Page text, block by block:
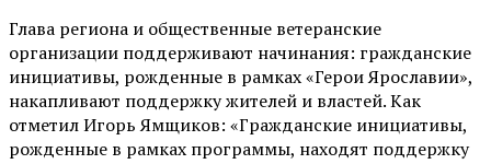
Глава региона и общественные ветеранские
организации поддерживают начинания: гражданские
инициативы, рожденные в рамках «Герои Ярославии»,
накапливают поддержку жителей и властей. Как
отметил Игорь Ямщиков: «Гражданские инициативы,
рожденные в рамках программы, находят поддержку